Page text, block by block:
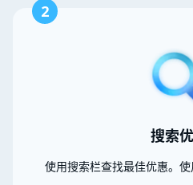
2
搜索
使用搜索栏查找最佳优惠。使